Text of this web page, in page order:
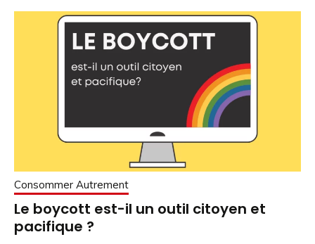
Consommer Autrement
Le boycott est-il un outil citoyen et
pacifique ?